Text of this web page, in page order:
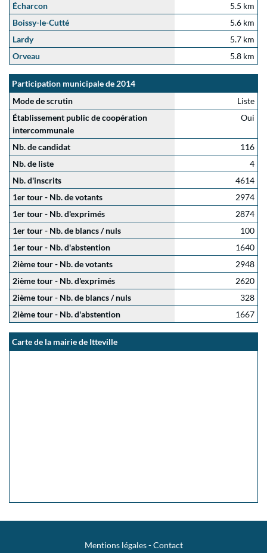
Écharcon
5.5 km
Boissy-le-Cutté
5.6 km
Lardy
5.7 km
Orveau
5.8 km
Participation municipale de 2014
Mode de scrutin
Liste
Établissement public de coopération
intercommunale
Oui
Nb. de candidat
116
Nb. de liste
4
Nb. d'inscrits
4614
1er tour - Nb. de votants
2974
1er tour - Nb. d'exprimés
2874
1er tour - Nb. de blancs / nuls
100
1er tour - Nb. d'abstention
1640
2ième tour - Nb. de votants
2948
2ième tour - Nb. d'exprimés
2620
2ième tour - Nb. de blancs / nuls
328
2ième tour - Nb. d'abstention
1667
Carte de la mairie de Itteville
Mentions légales-Contact